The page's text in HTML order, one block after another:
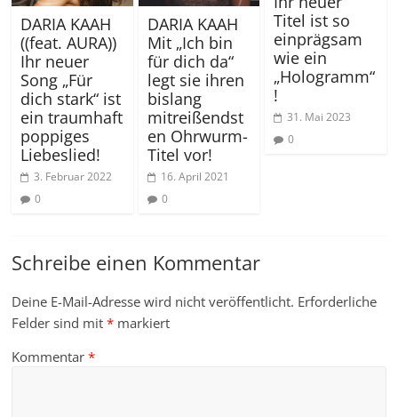
DARIA KAAH
((feat. AURA))
Ihr neuer
Song „Für
dich stark“ ist
ein traumhaft
poppiges
Liebeslied!
3. Februar 2022
0
DARIA KAAH
Mit „Ich bin
für dich da“
legt sie ihren
bislang
mitreißendst
en Ohrwurm-
Titel vor!
16. April 2021
0
Titel ist so
einprägsam
wie ein
„Hologramm“
!
31. Mai 2023
0
Schreibe einen Kommentar
Deine E-Mail-Adresse wird nicht veröffentlicht. Erforderliche
Felder sind mit* markiert
Kommentar*